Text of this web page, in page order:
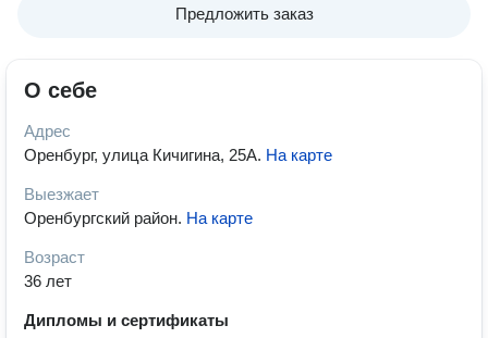
Предложить заказ
О себе
Адрес
Оренбург, улица Кичигина, 25А. На карте
Выезжает
Оренбургский район. На карте
Возраст
36 лет
Дипломы и сертификаты